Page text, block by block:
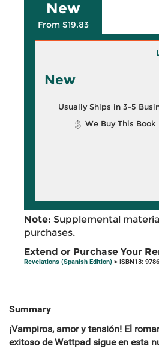
New
From $19.83
New
Usually Ships in 3-5
We Buy This Book
Note: Supplemental
purchases.
Extend or Purchase Your
Revelations (Spanish Edition) > ISBN13:
Summary
¡Vampiros, amor y tensión! El
exitoso de Wattpad sigue en esta